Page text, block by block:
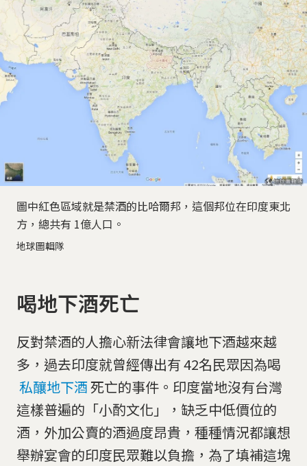
圖中紅色區域就是禁酒的比哈爾邦，這個邦位在印度東北
方，總共有 1億人口。
地球圖輯隊
喝地下酒死亡
反對禁酒的人擔心新法律會讓地下酒越來越
多，過去印度就曾經傳出有 42名民眾因為喝
私釀地下酒死亡的事件。印度當地沒有台灣
這樣普遍的「小酌文化」，缺乏中低價位的
酒，外加公賣的酒過度昂貴，種種情況都讓想
舉辦宴會的印度民眾難以負擔，為了填補這塊